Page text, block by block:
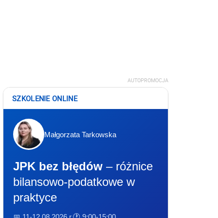
AUTOPROMOCJA
SZKOLENIE ONLINE
Małgorzata Tarkowska
JPK bez błędów – różnice
bilansowo-podatkowe w
praktyce